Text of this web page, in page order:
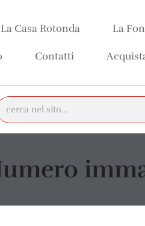
La Casa Rotonda La
Contatti